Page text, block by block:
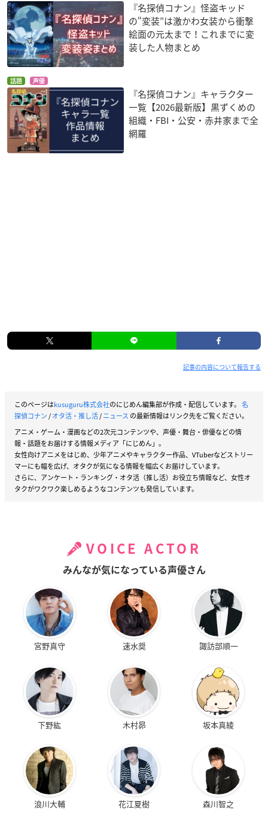
『名探偵コナン』怪盗キッド
の“変装”は激かわ女装から衝撃
絵面の元太まで！これまでに変
装した人物まとめ
話題 声優
『名探偵コナン』キャラクター
一覧【2026最新版】黒ずくめの
組織・FBI・公安・赤井家まで全
網羅
記事の内容について報告する
このページはkusuguru株式会社のにじめん編集部が作成・配信しています。 名
探偵コナン/オタ活・推し活/ニュース の最新情報はリンク先をご覧ください。
アニメ・ゲーム・漫画などの2次元コンテンツや、声優・舞台・俳優などの情
報・話題をお届けする情報メディア「にじめん」。
女性向けアニメをはじめ、少年アニメやキャラクター作品、VTuberなどストリー
マーにも幅を広げ、オタクが気になる情報を幅広くお届けしています。
さらに、アンケート・ランキング・オタ活（推し活）お役立ち情報など、女性オ
タクがワクワク楽しめるようなコンテンツも発信しています。
VOICE ACTOR
みんなが気になっている声優さん
宮野真守 速水奨 諏訪部順一
下野紘 木村昴 坂本真綾
浪川大輔 花江夏樹 森川智之